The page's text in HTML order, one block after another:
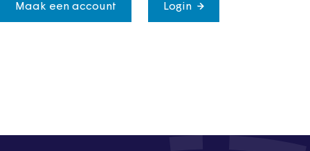
Maak een account Login